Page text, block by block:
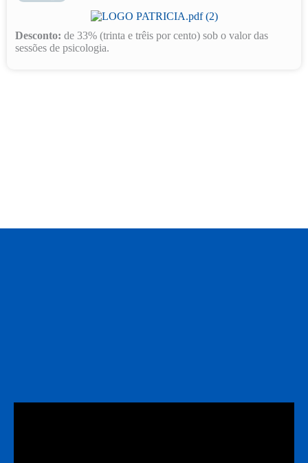
Desconto: de 33% (trinta e trêis por cento) sob o valor das
sessões de psicologia.